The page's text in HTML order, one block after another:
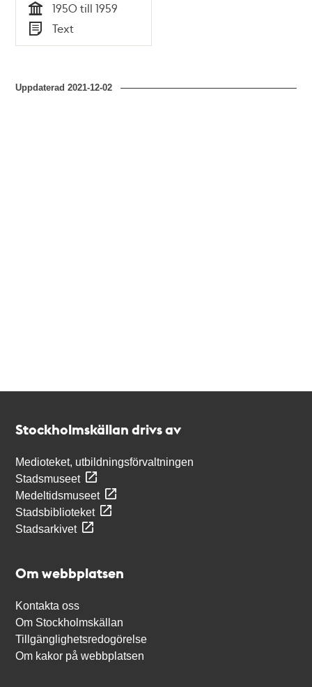
Tid
1950 till 1959
Typ
Text
Uppdaterad2021-12-02
Stockholmskällan drivs av
Medioteket, utbildningsförvaltningen
Stadsmuseet
Medeltidsmuseet
Stadsbiblioteket
Stadsarkivet
Om webbplatsen
Kontakta oss
Om Stockholmskällan
Tillgänglighetsredogörelse
Om kakor på webbplatsen